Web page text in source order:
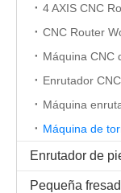
4 AXIS CNC
CNC Router
Máquina CNC
Enrutador
Máquina de
Enrutador de
Pequeña